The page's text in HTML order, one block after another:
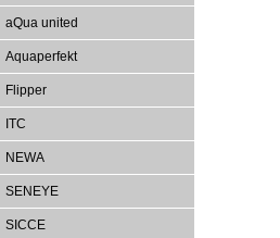
aQua united
Aquaperfekt
Flipper
ITC
NEWA
SENEYE
SICCE